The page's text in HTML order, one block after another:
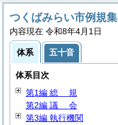
つくばみらい市例規集
内容現在 令和8年4月1日
体系 五十音
体系目次
第1編 総 規
第2編 議 会
第3編 執行機関